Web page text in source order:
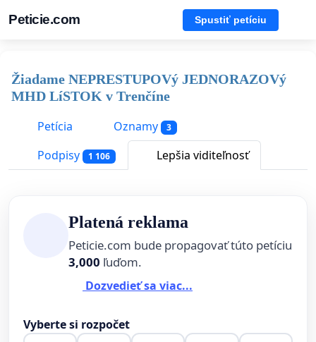
Peticie.com Spustiť petíciu
Žiadame NEPRESTUPOVý JEDNORAZOVý
MHD LíSTOK v Trenčíne
Petícia
Oznamy 3
Podpisy 1 106 Lepšia viditeľnosť
Platená reklama
Peticie.com bude propagovať túto petíciu
3,000 ľuďom.
Dozvedieť sa viac...
Vyberte si rozpočet